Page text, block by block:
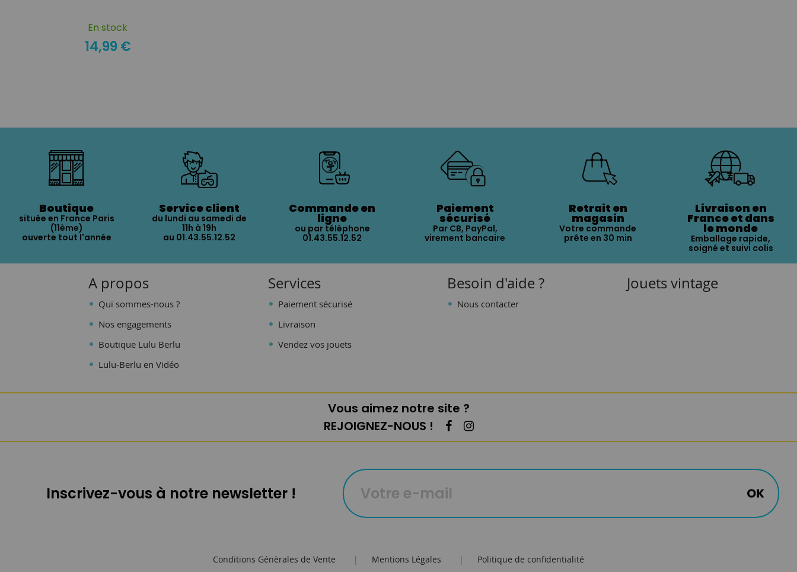
En stock
14,99 €
Boutique
située en France Paris
(11ème)
ouverte tout l'année
Service client
du lundi au samedi de
11h à 19h
au 01.43.55.12.52
Commande en
ligne
ou par téléphone
01.43.55.12.52
Paiement
sécurisé
Par CB, PayPal,
virement bancaire
Retrait en
magasin
Votre commande
prête en 30 min
Livraison en
France et dans
le monde
Emballage rapide,
soigné et suivi colis
A propos
Qui sommes-nous ?
Nos engagements
Boutique Lulu Berlu
Lulu-Berlu en Vidéo
Services
Paiement sécurisé
Livraison
Vendez vos jouets
Besoin d'aide ?
Nous contacter
Jouets vintage
Vous aimez notre site ?
REJOIGNEZ-NOUS !
Inscrivez-vous à notre newsletter !
Conditions Génèrales de Vente | Mentions Légales | Politique de confidentialité